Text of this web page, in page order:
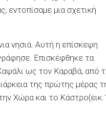
εντοπίσαμε μια σχετική
νησιά. Αυτή η επίσκεψη
Επισκέφθηκε τα
ως τον Καραβά, από
της πρώτης μέρας
Χώρα και το